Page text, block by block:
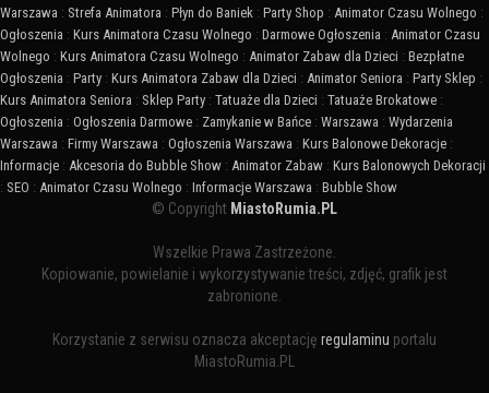
Warszawa : Strefa Animatora : Płyn do Baniek : Party Shop : Animator Czasu Wolnego :
Ogłoszenia : Kurs Animatora Czasu Wolnego : Darmowe Ogłoszenia : Animator Czasu
Wolnego : Kurs Animatora Czasu Wolnego : Animator Zabaw dla Dzieci : Bezpłatne
Ogłoszenia : Party : Kurs Animatora Zabaw dla Dzieci : Animator Seniora : Party Sklep :
Kurs Animatora Seniora : Sklep Party : Tatuaże dla Dzieci : Tatuaże Brokatowe :
Ogłoszenia : Ogłoszenia Darmowe : Zamykanie w Bańce : Warszawa : Wydarzenia
Warszawa : Firmy Warszawa : Ogłoszenia Warszawa : Kurs Balonowe Dekoracje :
Informacje : Akcesoria do Bubble Show : Animator Zabaw : Kurs Balonowych Dekoracji
: SEO : Animator Czasu Wolnego : Informacje Warszawa : Bubble Show
© Copyright MiastoRumia.PL
Wszelkie Prawa Zastrzeżone.
Kopiowanie, powielanie i wykorzystywanie treści, zdjęć, grafik jest
zabronione.
Korzystanie z serwisu oznacza akceptację regulaminu portalu
MiastoRumia.PL